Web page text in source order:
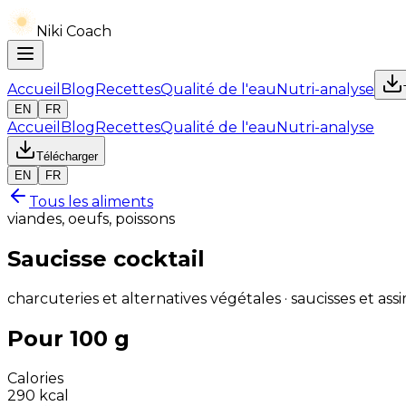
Niki Coach
Accueil BlogRecettesQualité de l'eauNutri-analyse
EN
FR
Accueil BlogRecettesQualité de l'eauNutri-analyse
Télécharger
EN
FR
Tous les aliments
viandes, oeufs, poissons
Saucisse cocktail
charcuteries et alternatives végétales · saucisses et
Pour 100 g
Calories
290 kcal